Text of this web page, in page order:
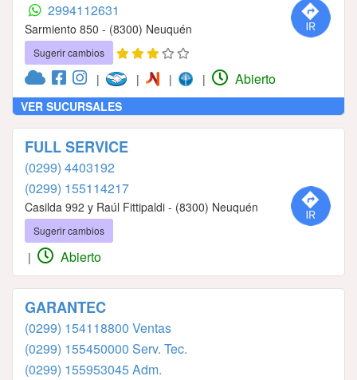
2994112631
Sarmiento 850 - (8300) Neuquén
Sugerir cambios
| | | | Abierto
VER SUCURSALES
FULL SERVICE
(0299) 4403192
(0299) 155114217
Casilda 992 y Raúl Fittipaldi - (8300) Neuquén
Sugerir cambios
| Abierto
GARANTEC
(0299) 154118800 Ventas
(0299) 155450000 Serv. Tec.
(0299) 155953045 Adm.